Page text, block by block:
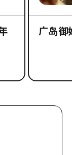
广岛御